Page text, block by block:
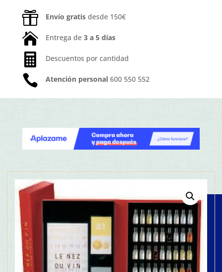
 Envío gratisdesde 150€
 Entrega de 3 a 5 días
 Descuentos por cantidad
 Atención personal600 550 552